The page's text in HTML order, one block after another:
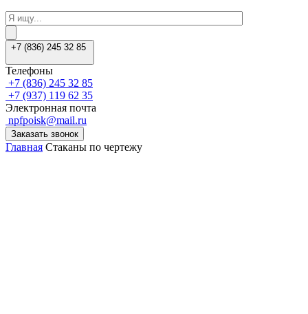
+7 (836) 245 32 85
Телефоны
+7 (836) 245 32 85
+7 (937) 119 62 35
Электронная почта
npfpoisk@mail.ru
Заказать звонок
Главная Стаканы по чертежу